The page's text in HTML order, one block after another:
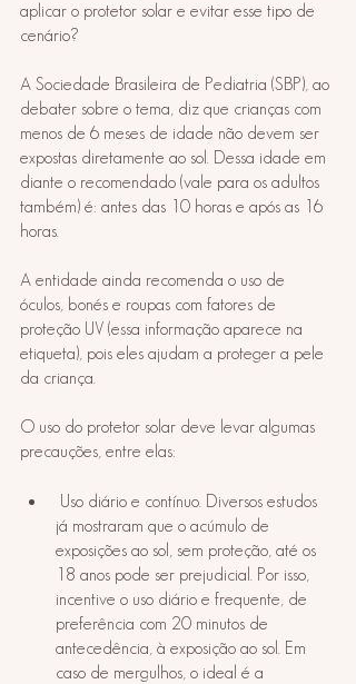
aplicar o protetor solar e evitar esse tipo de
cenário?
A Sociedade Brasileira de Pediatria (SBP), ao
debater sobre o tema, diz que crianças com
menos de 6 meses de idade não devem ser
expostas diretamente ao sol. Dessa idade em
diante o recomendado (vale para os adultos
também) é: antes das 10 horas e após as 16
horas.
A entidade ainda recomenda o uso de
óculos, bonés e roupas com fatores de
proteção UV (essa informação aparece na
etiqueta), pois eles ajudam a proteger a pele
da criança.
O uso do protetor solar deve levar algumas
precauções, entre elas:⠀
já mostraram que o acúmulo de
exposições ao sol, sem proteção, até os
18 anos pode ser prejudicial. Por isso,
incentive o uso diário e frequente, de
preferência com 20 minutos de
antecedência, à exposição ao sol. Em
caso de mergulhos, o ideal é a